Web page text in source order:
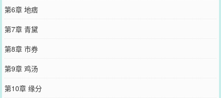
第6章 地痞
第7章 青黛
第8章 市券
第9章 鸡汤
第10章 缘分